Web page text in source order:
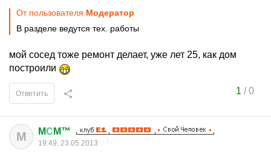
От пользователя Модератор
В разделе ведутся тех. работы
мой сосед тоже ремонт делает, уже лет 25, как дом
построили
1 /0
Ответить
M MС M™
19:49, 23.05.2013